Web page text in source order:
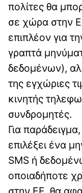
πολίτες θα
σε χώρα στην
επιπλέον για
γραπτά
δεδομένων),
της εγχώριες
κινητής
συνδρομητές.
Για
επιλέξει ένα
SMS ή
οποιαδήποτε